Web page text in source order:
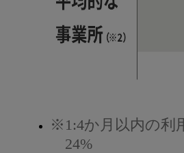
※1:4か月以内の利
24%